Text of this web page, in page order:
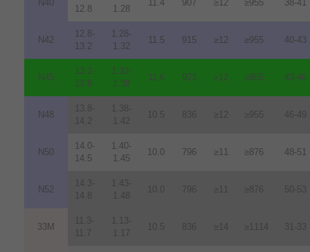
N40
12.8
1.28
11.4 907 ≥12 ≥955 38-41
N42
12.8-
13.2
1.28-
1.32
11.5 915 ≥12 ≥955 40-43
N45
13.2-
13.8
1.32-
1.38
11.6 923 ≥12 ≥955 43-46
N48
13.8-
14.2
1.38-
1.42
10.5 836 ≥12 ≥955 46-49
N50
14.0-
14.5
1.40-
1.45
10.0 796 ≥11 ≥876 48-51
N52
14.3-
14.8
1.43-
1.48
10.0 796 ≥11 ≥876 50-53
33M
11.3-
11.7
1.13-
1.17
10.5 836 ≥14 ≥1114 31-33